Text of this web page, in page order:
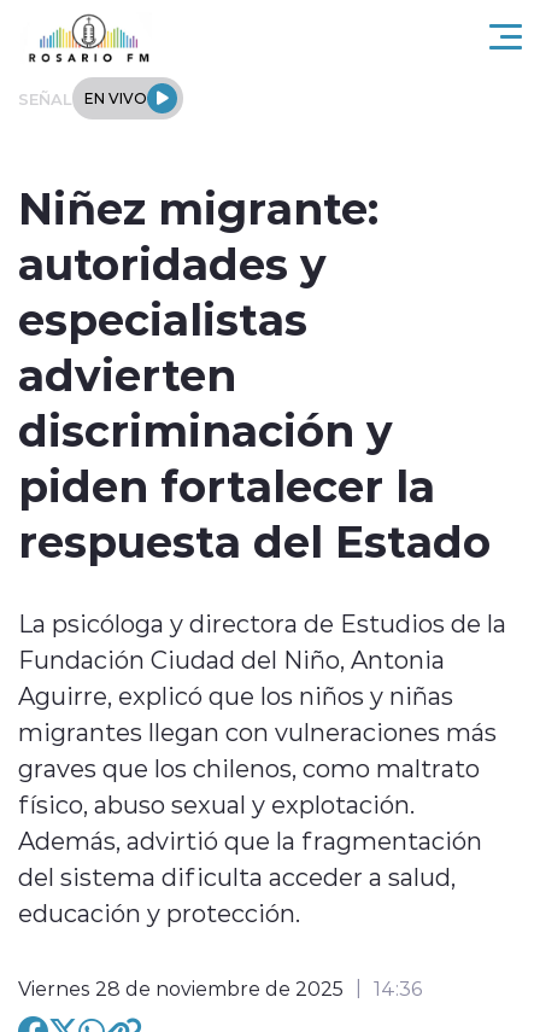
Click acá para ir directamente al contenido
SEÑAL EN VIVO
Regionales
Tendencias
Internacional
Deportes
modo claro
Niñez migrante:
autoridades y
especialistas
advierten
discriminación y
piden fortalecer la
respuesta del Estado
La psicóloga y directora de Estudios de la
Fundación Ciudad del Niño, Antonia
Aguirre, explicó que los niños y niñas
migrantes llegan con vulneraciones más
graves que los chilenos, como maltrato
físico, abuso sexual y explotación.
Además, advirtió que la fragmentación
del sistema dificulta acceder a salud,
educación y protección.
Viernes 28 de noviembre de 2025 14:36